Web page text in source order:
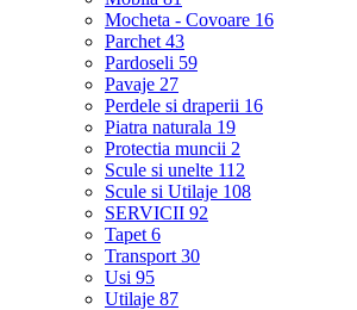
Mocheta - Covoare 16
Parchet 43
Pardoseli 59
Pavaje 27
Perdele si draperii 16
Piatra naturala 19
Protectia muncii 2
Scule si unelte 112
Scule si Utilaje 108
SERVICII 92
Tapet 6
Transport 30
Usi 95
Utilaje 87